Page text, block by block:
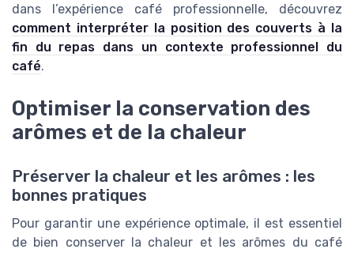
dans l’expérience café professionnelle, découvrez
comment interpréter la position des couverts à la
fin du repas dans un contexte professionnel du
café.
Optimiser la conservation des
arômes et de la chaleur
Préserver la chaleur et les arômes : les
bonnes pratiques
Pour garantir une expérience optimale, il est essentiel
de bien conserver la chaleur et les arômes du café